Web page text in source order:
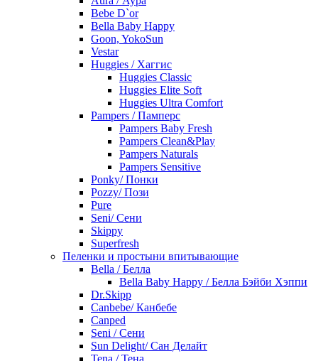
Bebe D`or
Bella Baby Happy
Goon, YokoSun
Vestar
Huggies / Хаггис
Huggies Classic
Huggies Elite Soft
Huggies Ultra Comfort
Pampers / Памперс
Pampers Baby Fresh
Pampers Clean&Play
Pampers Naturals
Pampers Sensitive
Ponky/ Понки
Pozzy/ Пози
Pure
Seni/ Сени
Skippy
Superfresh
Пеленки и простыни впитывающие
Bella / Белла
Bella Baby Happy / Белла Бэйби Хэппи
Dr.Skipp
Canbebe/ Канбебе
Canped
Seni / Сени
Sun Delight/ Сан Делайт